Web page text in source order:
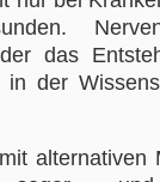
das
der
alternativen